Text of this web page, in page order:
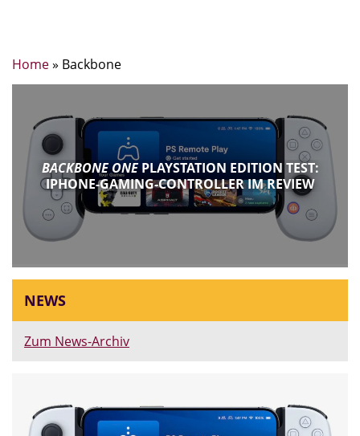
Home» Backbone
BACKBONE ONEPLAYSTATION EDITION TEST:
IPHONE-GAMING-CONTROLLER IM REVIEW
NEWS
Zum News-Archiv